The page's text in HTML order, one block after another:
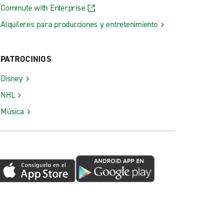
Commute with Enterprise
Alquileres para producciones y entretenimiento
PATROCINIOS
Disney
NHL
Música